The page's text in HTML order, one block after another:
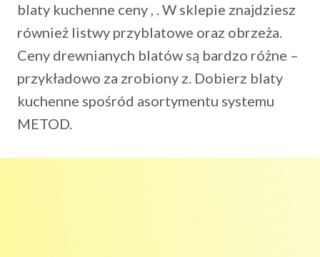
blaty kuchenne ceny , . W sklepie znajdziesz
również listwy przyblatowe oraz obrzeża.
Ceny drewnianych blatów są bardzo różne –
przykładowo za zrobiony z. Dobierz blaty
kuchenne spośród asortymentu systemu
METOD.